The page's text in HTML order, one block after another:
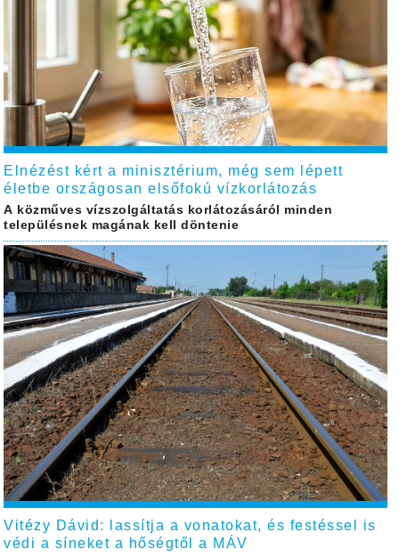
Elnézést kért a minisztérium, még sem lépett
életbe országosan elsőfokú vízkorlátozás
A közműves vízszolgáltatás korlátozásáról minden
településnek magának kell döntenie
Vitézy Dávid: lassítja a vonatokat, és festéssel is
védi a síneket a hőségtől a MÁV